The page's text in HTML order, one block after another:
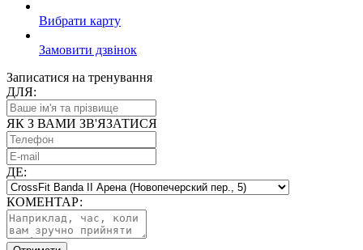
Вибрати карту
Замовити дзвінок
Записатися на тренування
ДЛЯ:
ЯК З ВАМИ ЗВ'ЯЗАТИСЯ
ДЕ:
КОМЕНТАР: